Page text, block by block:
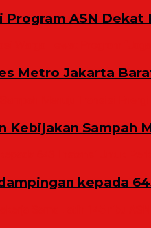
Program ASN
Metro Jakarta
Kebijakan Sampah
kepada